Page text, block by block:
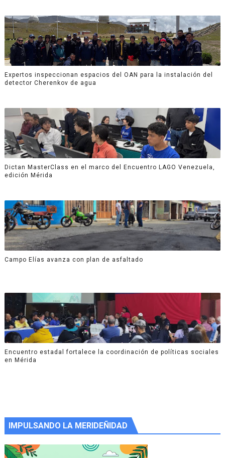
Expertos inspeccionan espacios del OAN para la instalación del
detector Cherenkov de agua
Dictan MasterClass en el marco del Encuentro LAGO Venezuela,
edición Mérida
Campo Elías avanza con plan de asfaltado
Encuentro estadal fortalece la coordinación de políticas sociales
en Mérida
IMPULSANDO LA MERIDEÑIDAD